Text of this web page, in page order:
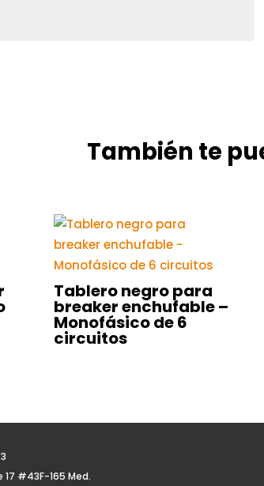
También te
Tablero negro para
breaker enchufable –
Monofásico de 6
circuitos
17 #43F-165 Med.